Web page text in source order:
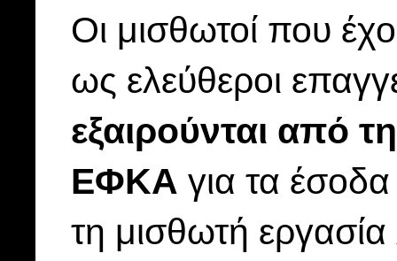
Οι μισθωτοί που
ως ελεύθεροι
εξαιρούνται από
ΕΦΚΑ για τα
τη μισθωτή